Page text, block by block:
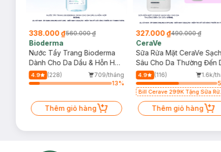
338.000 ₫560.000 ₫
Bioderma
Nước Tẩy Trang Bioderma
Dành Cho Da Dầu & Hỗn Hợp
500ml
4.9 (228)
709/tháng
13%
Thêm giỏ hàng
327.000 ₫490.000 ₫
CeraVe
Sữa Rửa Mặt CeraVe
Sâu Cho Da Thường Đến
Dầu 473ml
4.9 (116)
1.6k/
Bill Cerave 299K Tặng Sữa
Mặt Cerave 30ml (SL có hạn)
Thêm giỏ hàng